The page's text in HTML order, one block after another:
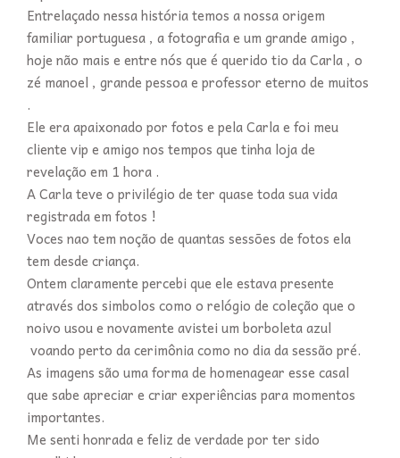
Entrelaçado nessa história temos a nossa origem
familiar portuguesa , a fotografia e um grande amigo ,
hoje não mais e entre nós que é querido tio da Carla , o
zé manoel , grande pessoa e professor eterno de muitos
.
Ele era apaixonado por fotos e pela Carla e foi meu
cliente vip e amigo nos tempos que tinha loja de
revelação em 1 hora .
A Carla teve o privilégio de ter quase toda sua vida
registrada em fotos !
Voces nao tem noção de quantas sessões de fotos ela
tem desde criança.
Ontem claramente percebi que ele estava presente
através dos simbolos como o relógio de coleção que o
noivo usou e novamente avistei um borboleta azul
voando perto da cerimônia como no dia da sessão pré.
As imagens são uma forma de homenagear esse casal
que sabe apreciar e criar experiências para momentos
importantes.
Me senti honrada e feliz de verdade por ter sido